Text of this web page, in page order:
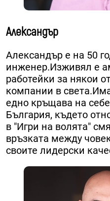
Александър
Александър е на 50
инженер.​Изживял е
работейки за някои
компании в
едно кръщава на
България, където
в "Игри на волята"
връзката между
своите лидерски